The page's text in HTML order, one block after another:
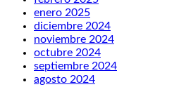
enero 2025
diciembre 2024
noviembre 2024
octubre 2024
septiembre 2024
agosto 2024